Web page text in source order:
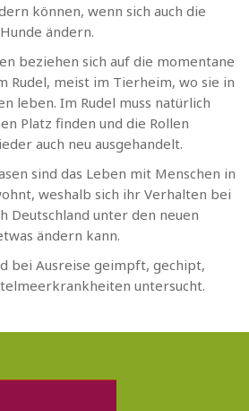
können, wenn sich auch die
ändern.
beziehen sich auf die momentane
Rudel, meist im Tierheim, wo sie in
leben. Im Rudel muss natürlich
Platz finden und die Rollen
auch neu ausgehandelt.
sind das Leben mit Menschen in
weshalb sich ihr Verhalten bei
Deutschland unter den neuen
ändern kann.
bei Ausreise geimpft, gechipt,
untersucht.